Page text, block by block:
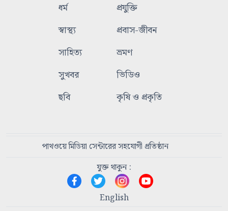
ধর্ম
প্রযুক্তি
স্বাস্থ্য
প্রবাস-জীবন
সাহিত্য
ভ্রমণ
সুখবর
ভিডিও
ছবি
কৃষি ও প্রকৃতি
পাথওয়ে মিডিয়া সেন্টারের সহযোগী প্রতিষ্ঠান
যুক্ত থাকুন :
English